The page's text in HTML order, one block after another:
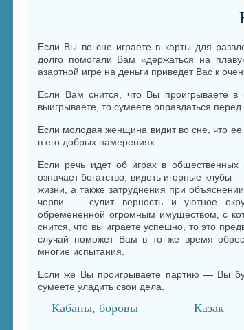
Если Вы во сне играете в карты для
долго помогали Вам «держаться на
азартной игре на деньги приведет Вас к
Если Вам снится, что Вы проигрываете в
выигрываете, то сумеете оправдаться
Если молодая женщина видит во сне, что
в его добрых намерениях.
Если речь идет об играх в
означает богатство; видеть игорные клубы
жизни, а также затруднения при
черви — сулит верность и уютное
обремененной огромным имуществом, с
снится, что вы играете успешно, то это
случай поможет Вам в то же время
многие испытания.
Если же Вы проигрываете партию — Вы
сумеете уладить свои дела.
Кабаны, боровы Казак